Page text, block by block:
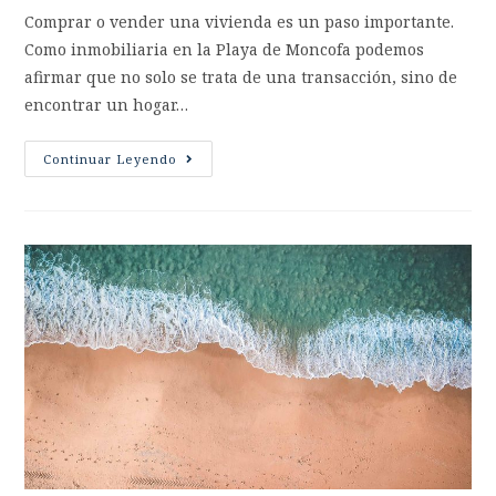
Comprar o vender una vivienda es un paso importante.
Como inmobiliaria en la Playa de Moncofa podemos
afirmar que no solo se trata de una transacción, sino de
encontrar un hogar…
Continuar Leyendo